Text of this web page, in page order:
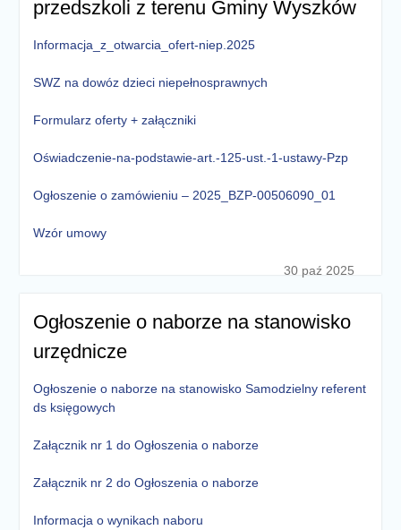
przedszkoli z terenu Gminy Wyszków
Informacja_z_otwarcia_ofert-niep.2025
SWZ na dowóz dzieci niepełnosprawnych
Formularz oferty + załączniki
Oświadczenie-na-podstawie-art.-125-ust.-1-ustawy-Pzp
Ogłoszenie o zamówieniu – 2025_BZP-00506090_01
Wzór umowy
30 paź 2025
Ogłoszenie o naborze na stanowisko
urzędnicze
Ogłoszenie o naborze na stanowisko Samodzielny referent
ds księgowych
Załącznik nr 1 do Ogłoszenia o naborze
Załącznik nr 2 do Ogłoszenia o naborze
Informacja o wynikach naboru